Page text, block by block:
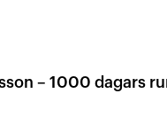
– 1000 dagars